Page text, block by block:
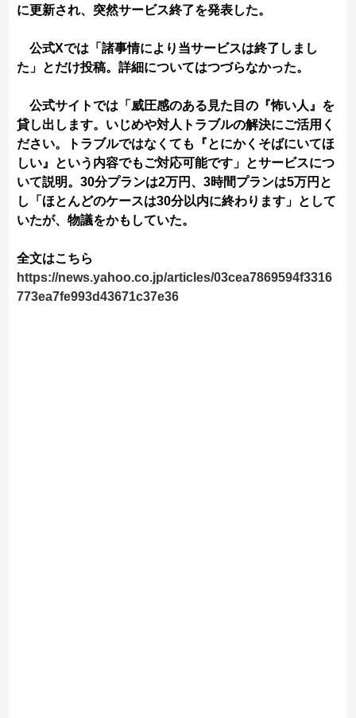
に更新され、突然サービス終了を発表した。
公式Xでは「諸事情により当サービスは終了しまし
た」とだけ投稿。詳細についてはつづらなかった。
公式サイトでは「威圧感のある見た目の『怖い人』を
貸し出します。いじめや対人トラブルの解決にご活用く
ださい。トラブルではなくても『とにかくそばにいてほ
しい』という内容でもご対応可能です」とサービスにつ
いて説明。30分プランは2万円、3時間プランは5万円と
し「ほとんどのケースは30分以内に終わります」として
いたが、物議をかもしていた。
全文はこちら
https://news.yahoo.co.jp/articles/03cea7869594f3316
773ea7fe993d43671c37e36